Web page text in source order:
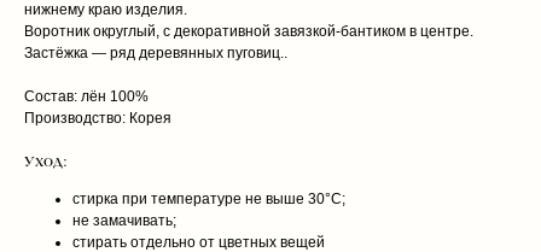
нижнему краю изделия.
Воротник округлый, с декоративной завязкой-бантиком в центре.
Застёжка — ряд деревянных пуговиц..
Состав: лён 100%
Производство: Корея
Уход:
стирка при температуре не выше 30°C;
не замачивать;
стирать отдельно от цветных вещей